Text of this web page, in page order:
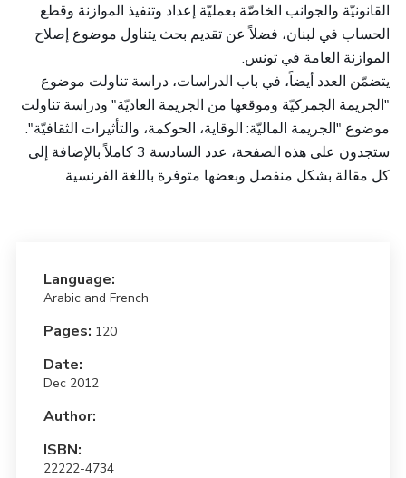
القانونيّة والجوانب الخاصّة بعمليّة إعداد وتنفيذ الموازنة وقطع
الحساب في لبنان، فضلاً عن تقديم بحث يتناول موضوع إصلاح
الموازنة العامة في تونس.
يتضمّن العدد أيضاً، في باب الدراسات، دراسة تناولت موضوع
"الجريمة الجمركيّة وموقعها من الجريمة العاديّة" ودراسة تناولت
موضوع "الجريمة الماليّة: الوقاية، الحوكمة، والتأثيرات الثقافيّة".
ستجدون على هذه الصفحة، عدد السادسة 3 كاملاً بالإضافة إلى
كل مقالة بشكل منفصل وبعضها متوفرة باللغة الفرنسية.
Language:
Arabic and French
Pages: 120
Date:
Dec 2012
Author:
ISBN:
22222-4734